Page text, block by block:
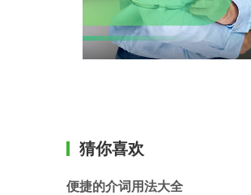
猜你喜欢
便捷的介词用法大全